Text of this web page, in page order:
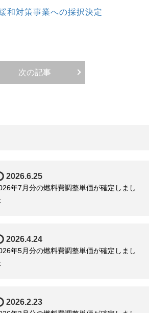
和対策事業への採択決定
次の記事
2026.6.25
年7月分の燃料費調整単価が確定しまし
2026.4.24
年5月分の燃料費調整単価が確定しまし
2026.2.23